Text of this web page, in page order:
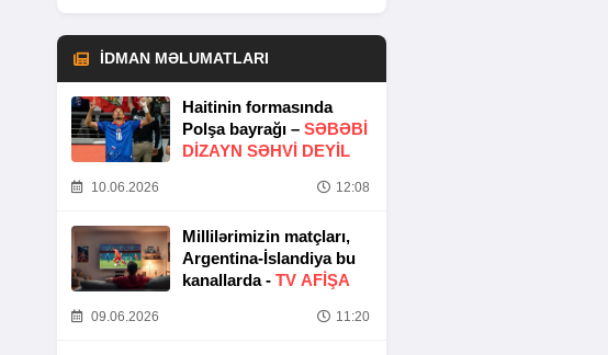
İDMAN MƏLUMATLARI
Haitinin formasında
Polşa bayrağı – SƏBƏBI
DIZAYN SƏHVI DEYIL
10.06.2026 12:08
Millilərimizin matçları,
Argentina-İslandiya bu
kanallarda - TV AFİŞA
09.06.2026 11:20